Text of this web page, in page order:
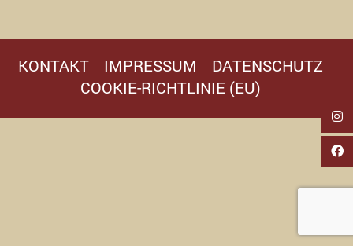
KONTAKT IMPRESSUM
DATENSCHUTZ
COOKIE-RICHTLINIE (EU)